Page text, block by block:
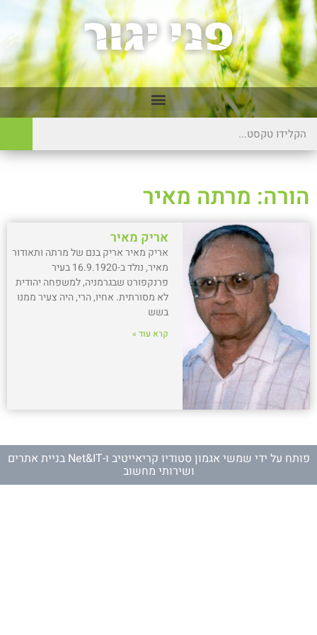
הורה: מרתה מאיר
אריק מאיר
אריק מאיר אריק בנם של מרתה ותאודור
מאיר, נולד ב-16.9.1920 בעיר
פרנקפורט שבגרמניה, למשפחה יהודית
לא מסורתית. אחיו, הרי, היה צעיר ממנו
בשש
קרא עוד »
פותח על ידי שמשי אגמון סטודיו קריאייטיב ו- Net&IT בניית אתרים
ושירותי מחשוב